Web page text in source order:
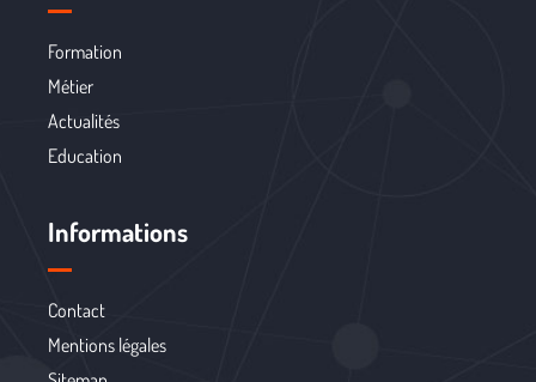
Formation
Métier
Actualités
Education
Informations
Contact
Mentions légales